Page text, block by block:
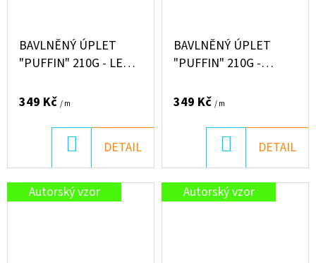
BAVLNĚNÝ ÚPLET
"PUFFIN" 210G - LEO
349 Kč / m
KOŠÍKU
DETAIL
BAVLNĚNÝ ÚPLET
"PUFFIN" 210G -
349 Kč / m
KOŠÍKU
DETAIL
Autorský vzor Autorský vzor